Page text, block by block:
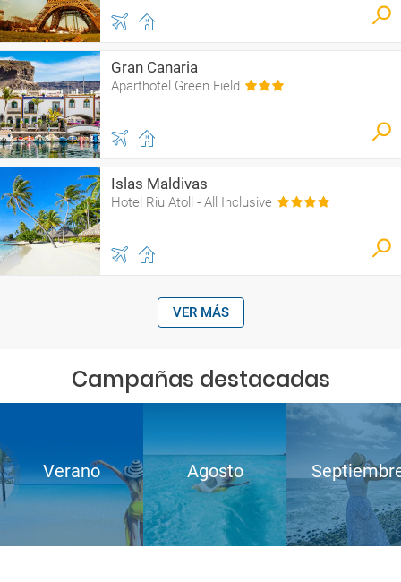
Gran Canaria
Aparthotel Green Field
Islas Maldivas
Hotel Riu Atoll - All Inclusive
VER MÁS
Campañas destacadas
Verano Agosto